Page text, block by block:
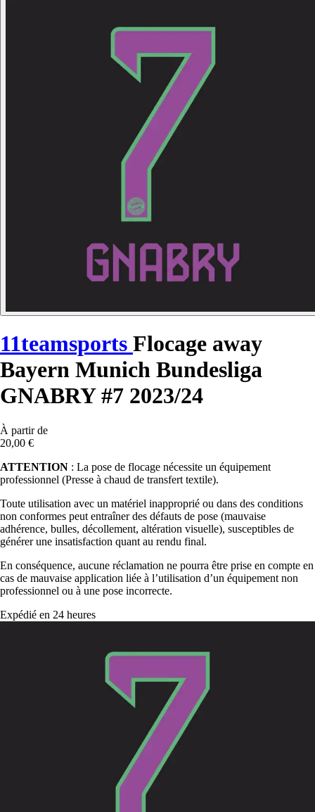
11teamsports Flocage away
Bayern Munich Bundesliga
GNABRY #7 2023/24
À partir de
20,00 €
ATTENTION : La pose de flocage nécessite un équipement
professionnel (Presse à chaud de transfert textile).
Toute utilisation avec un matériel inapproprié ou dans des conditions
non conformes peut entraîner des défauts de pose (mauvaise
adhérence, bulles, décollement, altération visuelle), susceptibles de
générer une insatisfaction quant au rendu final.
En conséquence, aucune réclamation ne pourra être prise en compte en
cas de mauvaise application liée à l’utilisation d’un équipement non
professionnel ou à une pose incorrecte.
Expédié en 24 heures